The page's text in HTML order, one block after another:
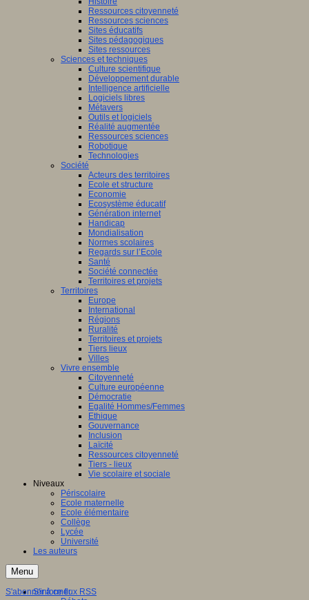
Ressources citoyenneté
Ressources sciences
Sites éducatifs
Sites pédagogiques
Sites ressources
Sciences et techniques
Culture scientifique
Développement durable
Intelligence artificielle
Logiciels libres
Métavers
Outils et logiciels
Réalité augmentée
Ressources sciences
Robotique
Technologies
Société
Acteurs des territoires
Ecole et structure
Economie
Ecosystème éducatif
Génération internet
Handicap
Mondialisation
Normes scolaires
Regards sur l’Ecole
Santé
Société connectée
Territoires et projets
Territoires
Europe
International
Régions
Ruralité
Territoires et projets
Tiers lieux
Villes
Vivre ensemble
Citoyenneté
Culture européenne
Démocratie
Egalité Hommes/Femmes
Ethique
Gouvernance
Inclusion
Laïcité
Ressources citoyenneté
Tiers - lieux
Vie scolaire et sociale
Niveaux
Périscolaire
Ecole maternelle
Ecole élémentaire
Collège
Lycée
Université
Les auteurs
Menu
S'informer
S'abonner à ce flux RSS